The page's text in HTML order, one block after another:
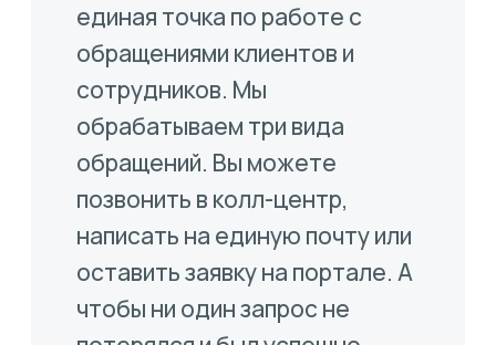
пунктов кадрового
сопровождения.